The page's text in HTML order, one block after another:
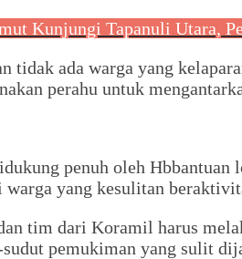
Kunjungi Tapanuli Utara,
tidak ada warga yang
perahu untuk
penuh oleh
yang kesulitan
tim dari Koramil harus
pemukiman yang sulit